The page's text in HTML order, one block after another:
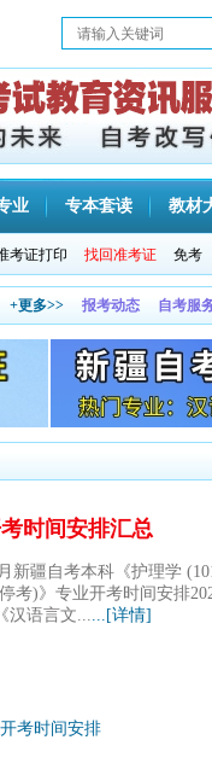
业 专本套读 教材
考证打印 找回准考证 免考
+更多>> 报考动态 自考服
时间安排汇总
新疆自考本科《护理学
考)》专业开考时间安排
汉语言文......[详情]
考时间安排